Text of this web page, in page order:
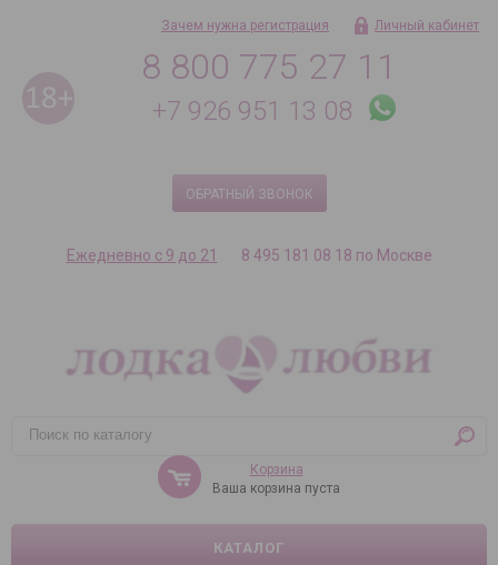
8 800 775 27 11
+7 926 951 13 08
ОБРАТНЫЙ ЗВОНОК
Зачем нужна регистрация Личный кабинет
Ежедневно с 9 до 21 8 495 181 08 18 по Москве
Корзина
Ваша корзина пуста
КАТАЛОГ